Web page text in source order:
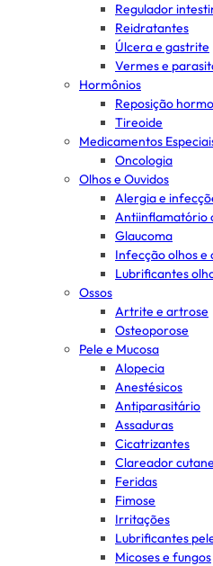
Regulador
Reidratantes
Úlcera e gastrite
Vermes e
Hormônios
Reposição
Tireoide
Medicamentos
Oncologia
Olhos e Ouvidos
Alergia e
Antiinflamatório
Glaucoma
Infecção olhos e
Lubrificantes
Ossos
Artrite e artrose
Osteoporose
Pele e Mucosa
Alopecia
Anestésicos
Antiparasitário
Assaduras
Cicatrizantes
Clareador
Feridas
Fimose
Irritações
Lubrificantes
Micoses e fungos